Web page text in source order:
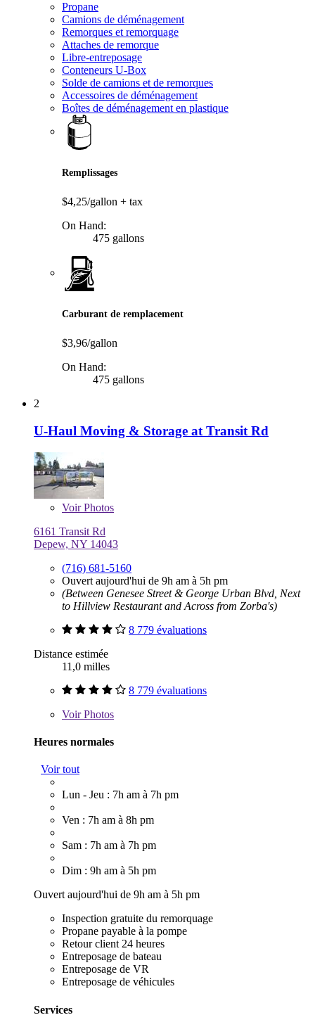
Propane
Camions de déménagement
Remorques et remorquage
Attaches de remorque
Libre-entreposage
Conteneurs U-Box
Solde de camions et de remorques
Accessoires de déménagement
Boîtes de déménagement en plastique
Remplissages
$4,25/gallon + tax
On Hand:
475 gallons
Carburant de remplacement
$3,96/gallon
On Hand:
475 gallons
2
U-Haul Moving & Storage at Transit Rd
VoirPhotos
6161 Transit Rd
Depew, NY 14043
(716) 681-5160
Ouvert aujourd'hui de 9h am à 5h pm
(Between Genesee Street & George Urban Blvd, Next
to Hillview Restaurant and Across from Zorba's)
8 779 évaluations
Distance estimée
11,0 milles
8 779 évaluations
VoirPhotos
Heures normales
Voir tout
Lun - Jeu : 7h am à 7h pm
Ven : 7h am à 8h pm
Sam : 7h am à 7h pm
Dim : 9h am à 5h pm
Ouvert aujourd'hui de 9h am à 5h pm
Inspection gratuite du remorquage
Propane payable à la pompe
Retour client 24 heures
Entreposage de bateau
Entreposage de VR
Entreposage de véhicules
Services